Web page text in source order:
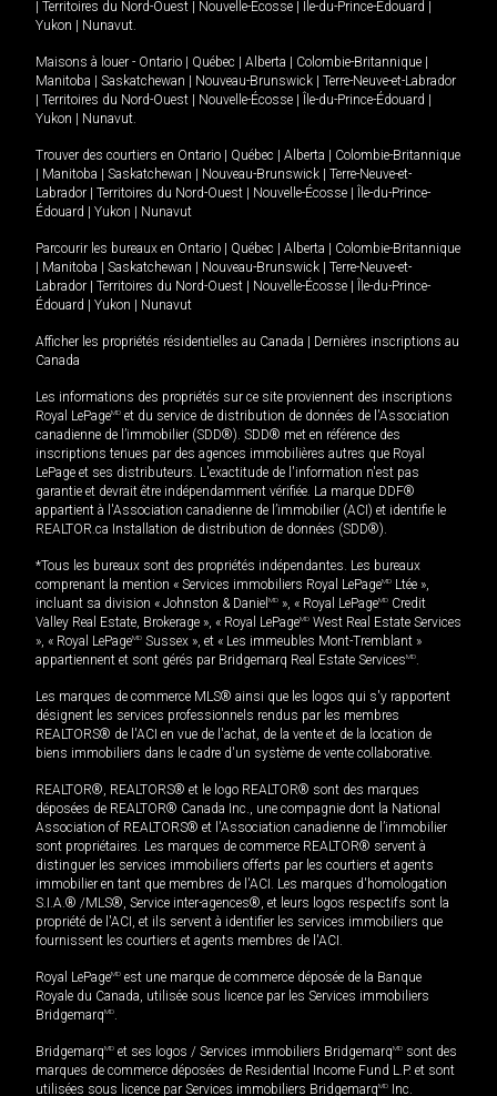
Territoires du Nord-Ouest Nouvelle-Écosse Île-du-Prince-Édouard
Yukon
Nunavut.
Maisons à louer - Ontario Québec Alberta Colombie-Britannique
Manitoba
Saskatchewan Nouveau-Brunswick
Terre-Neuve-et-Labrador
Territoires du Nord-Ouest Nouvelle-Écosse Île-du-Prince-Édouard
Yukon
Nunavut.
Trouver des courtiers en Ontario Québec Alberta
Colombie-Britannique
Manitoba Saskatchewan Nouveau-Brunswick
Terre-Neuve-et-
Labrador
Territoires du Nord-Ouest Nouvelle-Écosse
Île-du-Prince-
Édouard
Yukon Nunavut
Parcourir les bureaux en Ontario Québec Alberta
Colombie-Britannique
Manitoba Saskatchewan Nouveau-Brunswick
Terre-Neuve-et-
Labrador
Territoires du Nord-Ouest Nouvelle-Écosse
Île-du-Prince-
Édouard
Yukon Nunavut
Afficher les propriétés résidentielles au Canada
Dernières inscriptions au
Canada
Les informations des propriétés sur ce site proviennent des inscriptions
Royal LePageMD et du service de distribution de données de l'Association
canadienne de l’immobilier (SDD®). SDD® met en référence des
inscriptions tenues par des agences immobilières autres que Royal
LePage et ses distributeurs. L'exactitude de l'information n'est pas
garantie et devrait être indépendamment vérifiée. La marque DDF®
appartient à l'Association canadienne de l’immobilier (ACI) et identifie le
REALTOR.ca Installation de distribution de données (SDD®).
*Tous les bureaux sont des propriétés indépendantes. Les bureaux
comprenant la mention « Services immobiliers Royal LePageMD Ltée »,
incluant sa division « Johnston & Daniel MD », « Royal LePageMD Credit
Valley Real Estate, Brokerage », « Royal LePageMD West Real Estate Services
», « Royal LePageMD Sussex », et « Les immeubles Mont-Tremblant »
appartiennent et sont gérés par Bridgemarq Real Estate ServicesMD.
Les marques de commerce MLS® ainsi que les logos qui s'y rapportent
désignent les services professionnels rendus par les membres
REALTORS® de l'ACI en vue de l'achat, de la vente et de la location de
biens immobiliers dans le cadre d'un système de vente collaborative.
REALTOR®, REALTORS® et le logo REALTOR® sont des marques
déposées de REALTOR® Canada Inc., une compagnie dont la National
Association of REALTORS® et l'Association canadienne de l’immobilier
sont propriétaires. Les marques de commerce REALTOR® servent à
distinguer les services immobiliers offerts par les courtiers et agents
immobilier en tant que membres de l'ACI. Les marques d'homologation
S.I.A.® /MLS®, Service inter-agences®, et leurs logos respectifs sont la
propriété de l'ACI, et ils servent à identifier les services immobiliers que
fournissent les courtiers et agents membres de l'ACI.
Royal LePageMD est une marque de commerce déposée de la Banque
Royale du Canada, utilisée sous licence par les Services immobiliers
BridgemarqMD.
BridgemarqMD et ses logos / Services immobiliers BridgemarqMD sont des
marques de commerce déposées de Residential Income Fund L.P. et sont
utilisées sous licence par Services immobiliers BridgemarqMD Inc.